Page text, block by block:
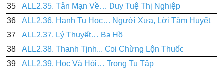
35
ALL2.35. Tản Mạn Về… Duy Tuệ Thị Nghiệp
36
ALL2.36. Hạnh Tu Học… Người Xưa, Lời Tâm Huyết
37
ALL2.37. Lý Thuyết… Ba Hồ
38
ALL2.38. Thanh Tịnh... Coi Chừng Lộn Thuốc
39
ALL2.39. Học Và Hỏi… Trong Tu Tập